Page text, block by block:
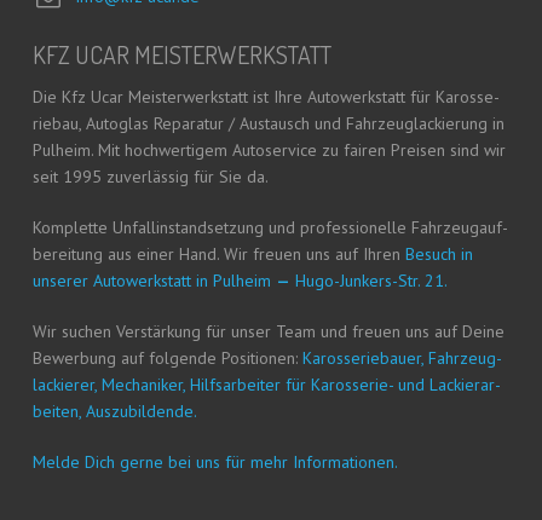
KFZ UCAR MEISTERWERKSTATT
Die Kfz Ucar Meis­ter­werk­statt ist Ihre Auto­werk­statt für Karos­se­
rie­bau, Auto­glas Repa­ra­tur / Aus­tausch und Fahr­zeug­la­ckie­rung in
Pul­heim. Mit hoch­wer­ti­gem Auto­ser­vice zu fai­ren Prei­sen sind wir
seit 1995 zuver­läs­sig für Sie da.
Kom­plet­te Unfall­in­stand­set­zung und pro­fes­sio­nel­le Fahr­zeug­auf­
be­rei­tung aus einer Hand. Wir freu­en uns auf Ihren Besuch in
unse­rer Auto­werk­statt in Pul­heim — Hugo-Jun­kers-Str. 21.
Wir suchen Ver­stär­kung für unser Team und freu­en uns auf Dei­ne
Bewer­bung auf fol­gen­de Posi­tio­nen: Karos­se­rie­bau­er, Fahr­zeug­
la­ckie­rer, Mecha­ni­ker, Hilfs­ar­bei­ter für Karos­se­rie- und Lackier­ar­
bei­ten, Auszubildende.
Mel­de Dich ger­ne bei uns für mehr Informationen.